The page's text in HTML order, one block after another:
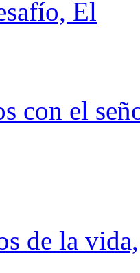
El
con el
de la vida,